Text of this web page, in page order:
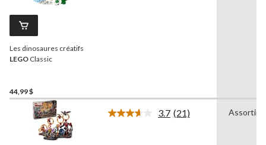
Les dinosaures créatifs
LEGO Classic
44,99 $
3.7 Lire
(21)